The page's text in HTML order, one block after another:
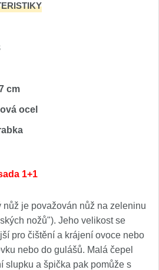
cm
ocel
1+1
je považován nůž na zeleninu
nožů"). Jeho velikost se
pro čištění a krájení ovoce nebo
nebo do gulášů. Malá čepel
slupku a špička pak pomůže s